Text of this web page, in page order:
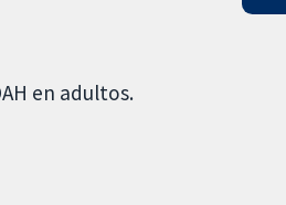
en adultos.